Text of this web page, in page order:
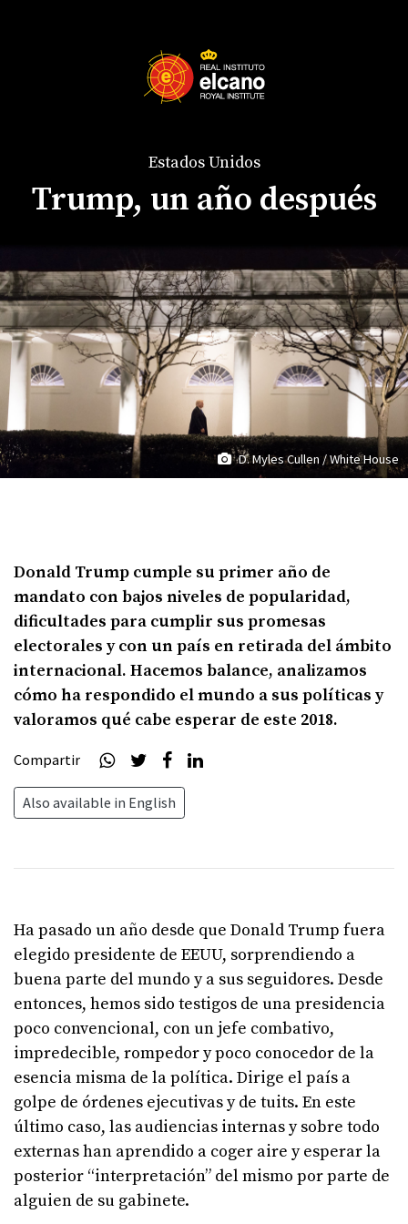
Estados Unidos
Trump, un año después
D. Myles Cullen / White House
Donald Trump cumple su primer año de
mandato con bajos niveles de popularidad,
dificultades para cumplir sus promesas
electorales y con un país en retirada del ámbito
internacional. Hacemos balance, analizamos
cómo ha respondido el mundo a sus políticas y
valoramos qué cabe esperar de este 2018.
Compartir
Also available in English
Ha pasado un año desde que Donald Trump fuera
elegido presidente de EEUU, sorprendiendo a
buena parte del mundo y a sus seguidores. Desde
entonces, hemos sido testigos de una presidencia
poco convencional, con un jefe combativo,
impredecible, rompedor y poco conocedor de la
esencia misma de la política. Dirige el país a
golpe de órdenes ejecutivas y de tuits. En este
último caso, las audiencias internas y sobre todo
externas han aprendido a coger aire y esperar la
posterior “interpretación” del mismo por parte de
alguien de su gabinete.